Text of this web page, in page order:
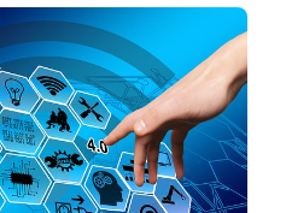
CZYM
NALEŻY
PAMIĘTAĆ
PRZY
SZUKANIU